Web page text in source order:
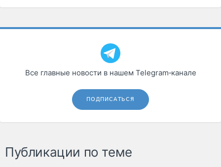
Все главные новости в нашем Telegram‑канале
ПОДПИСАТЬСЯ
Публикации по теме